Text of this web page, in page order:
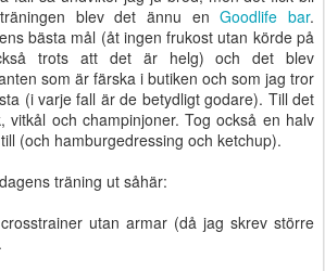
blev det ännu enGoodlife bar.
bästa mål (åt ingen frukost utan körde på
trots att det är helg) och det blev
som är färska i butiken och som jag tror
(i varje fall är de betydligt godare). Till det
vitkål och champinjoner. Tog också en halv
(och hamburgedressing och ketchup).
träning ut såhär:
utan armar (då jag skrev större